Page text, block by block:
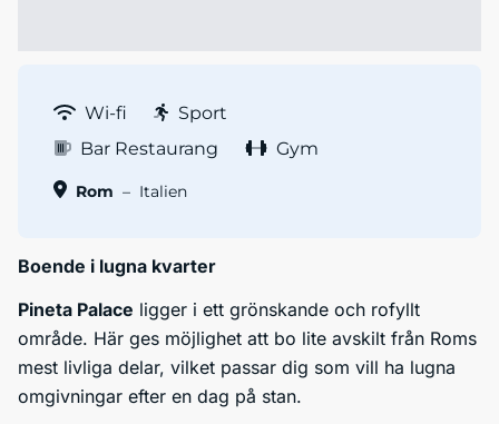
Wi-fi
Sport
Bar Restaurang
Gym
Rom – Italien
Boende i lugna kvarter
Pineta Palace ligger i ett grönskande och rofyllt
område. Här ges möjlighet att bo lite avskilt från Roms
mest livliga delar, vilket passar dig som vill ha lugna
omgivningar efter en dag på stan.